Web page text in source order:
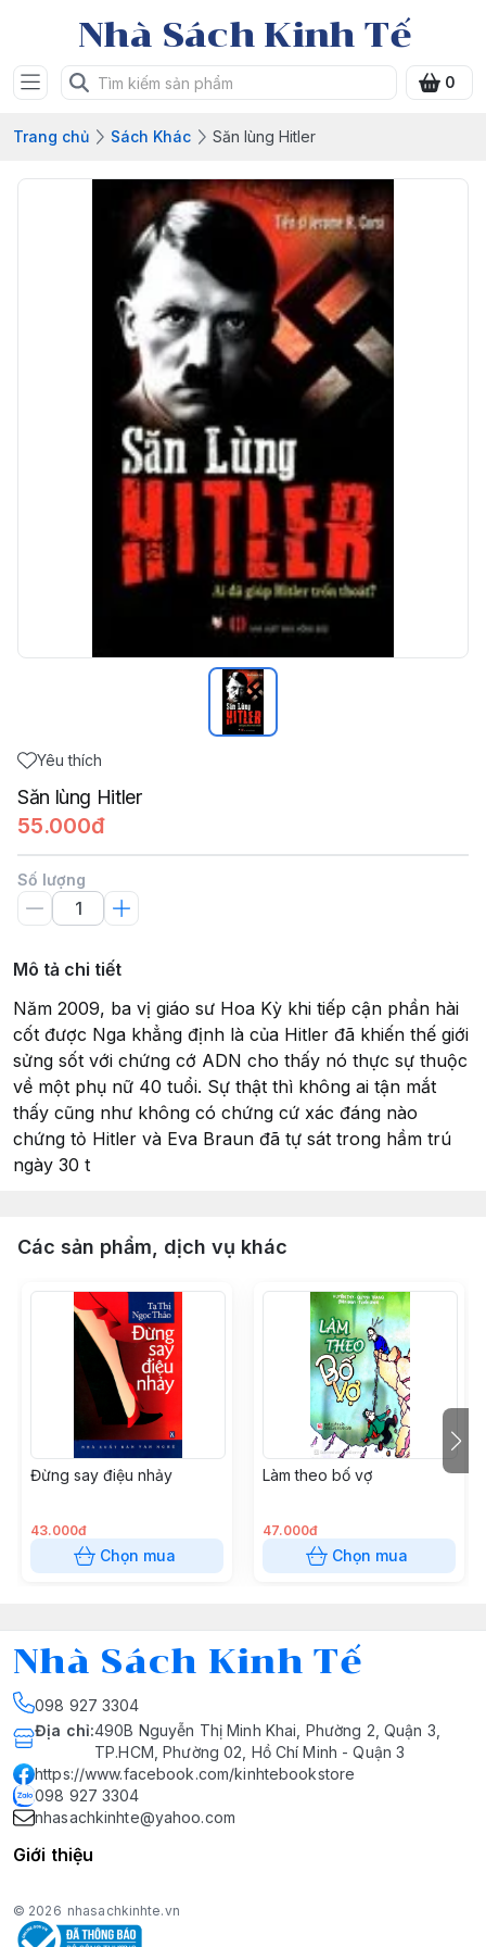
Nhà Sách Kinh Tế
0
Trang chủ Sách Khác Săn lùng Hitler
Yêu thích
Săn lùng Hitler
55.000đ
Số lượng
Mô tả chi tiết
Năm 2009, ba vị giáo sư Hoa Kỳ khi tiếp cận phần hài
cốt được Nga khẳng định là của Hitler đã khiến thế giới
sửng sốt với chứng cớ ADN cho thấy nó thực sự thuộc
về một phụ nữ 40 tuổi. Sự thật thì không ai tận mắt
thấy cũng như không có chứng cứ xác đáng nào
chứng tỏ Hitler và Eva Braun đã tự sát trong hầm trú
ngày 30 t
Các sản phẩm, dịch vụ khác
Đừng say điệu nhảy
43.000đ
Chọn mua
Làm theo bố vợ
47.000đ
Chọn mua
Nhà Sách Kinh Tế
098 927 3304
Địa chỉ:490B Nguyễn Thị Minh Khai, Phường 2, Quận 3,
TP.HCM, Phường 02, Hồ Chí Minh - Quận 3
https://www.facebook.com/kinhtebookstore
098 927 3304
nhasachkinhte@yahoo.com
Giới thiệu
© 2026 nhasachkinhte.vn